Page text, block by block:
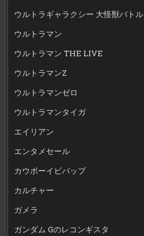
ウルトラギャラクシー 大怪獣バトル
ウルトラマン
ウルトラマン THE LIVE
ウルトラマンZ
ウルトラマンゼロ
ウルトラマンタイガ
エイリアン
エンタメセール
カウボーイビバップ
カルチャー
ガメラ
ガンダム Gのレコンギスタ